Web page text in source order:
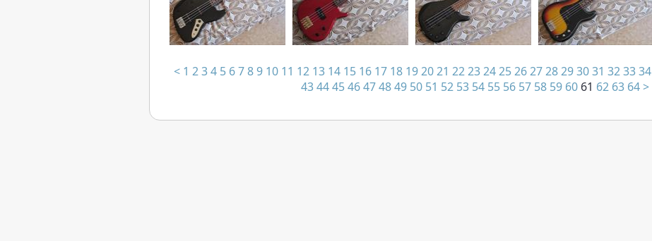
< 1 234 5 6789 10 11 12 13 14 15 16 17 18 192021 22232425262728293031 323334
43 44 45 46 47 48 49 50 51 52 53 54 55 56 57 58 59 60 61 62 63 64 >